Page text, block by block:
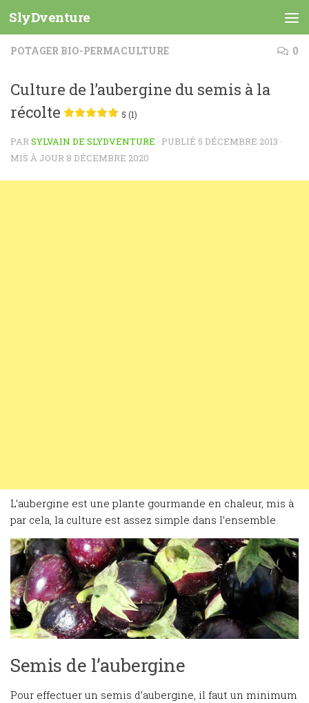
Skip to content
SlyDventure
POTAGER BIO-PERMACULTURE 0
Culture de l’aubergine du semis à la
récolte
5 (1)
PARSYLVAIN DE SLYDVENTURE · PUBLIÉ 5 DÉCEMBRE 2013 ·
MIS À JOUR 8 DÉCEMBRE 2020
L’aubergine est une plante gourmande en chaleur, mis à
par cela, la culture est assez simple dans l’ensemble.
Semis de l’aubergine
Pour effectuer un semis d’aubergine, il faut un minimum